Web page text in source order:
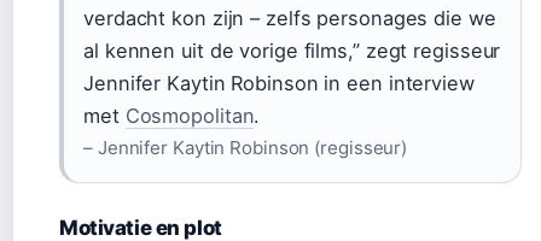
verdacht kon zijn – zelfs personages die we
al kennen uit de vorige films,” zegt regisseur
Jennifer Kaytin Robinson in een interview
met Cosmopolitan.
– Jennifer Kaytin Robinson (regisseur)
Motivatie en plot